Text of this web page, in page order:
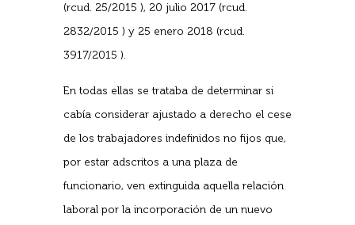
(rcud. 25/2015 ), 20 julio 2017 (rcud.
2832/2015 ) y 25 enero 2018 (rcud.
3917/2015 ).
En todas ellas se trataba de determinar si
cabía considerar ajustado a derecho el cese
de los trabajadores indefinidos no fijos que,
por estar adscritos a una plaza de
funcionario, ven extinguida aquella relación
laboral por la incorporación de un nuevo